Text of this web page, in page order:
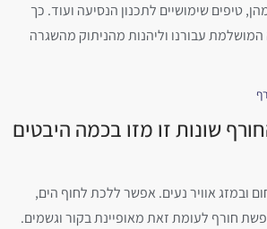
טיפים שימושיים לתכנון הנסיעה ועוד. כך
עבורנו וליהנות מהניתוק מהשגרה
שונות זו מזו בכמה היבטים
ובמזג אוויר נעים. אפשר ללכת לחוף הים,
חורף לעומת זאת מאופיינת בקור וגשמים.